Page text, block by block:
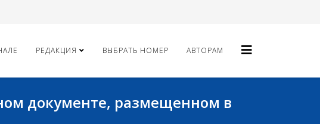
РЕДАКЦИЯ ВЫБРАТЬ НОМЕР АВТОРАМ
документе, размещенном в